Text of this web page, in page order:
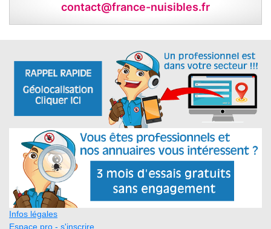
contact@france-nuisibles.fr
Infos légales
Espace pro - s'inscrire